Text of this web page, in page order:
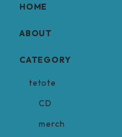
HOME
ABOUT
CATEGORY
tetote
CD
merch